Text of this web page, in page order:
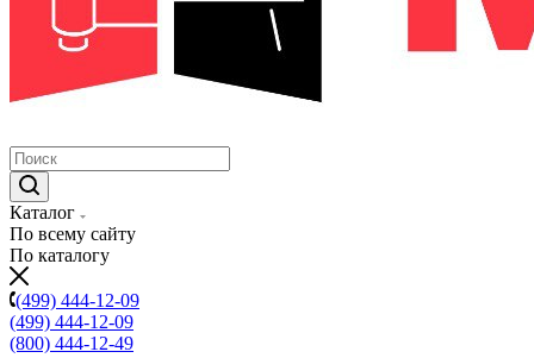
Каталог
По всему сайту
По каталогу
(499) 444-12-09
(499) 444-12-09
(800) 444-12-49